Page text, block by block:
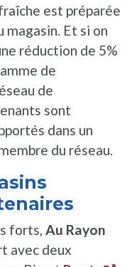
est préparée
magasin. Et si on
réduction de 5%
de
de
sont
dans un
du réseau.
forts, Au Rayon
avec deux